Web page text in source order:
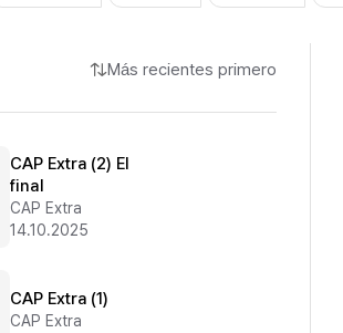
Más recientes primero
CAP Extra (2) El
final
CAP Extra
14.10.2025
CAP Extra (1)
CAP Extra